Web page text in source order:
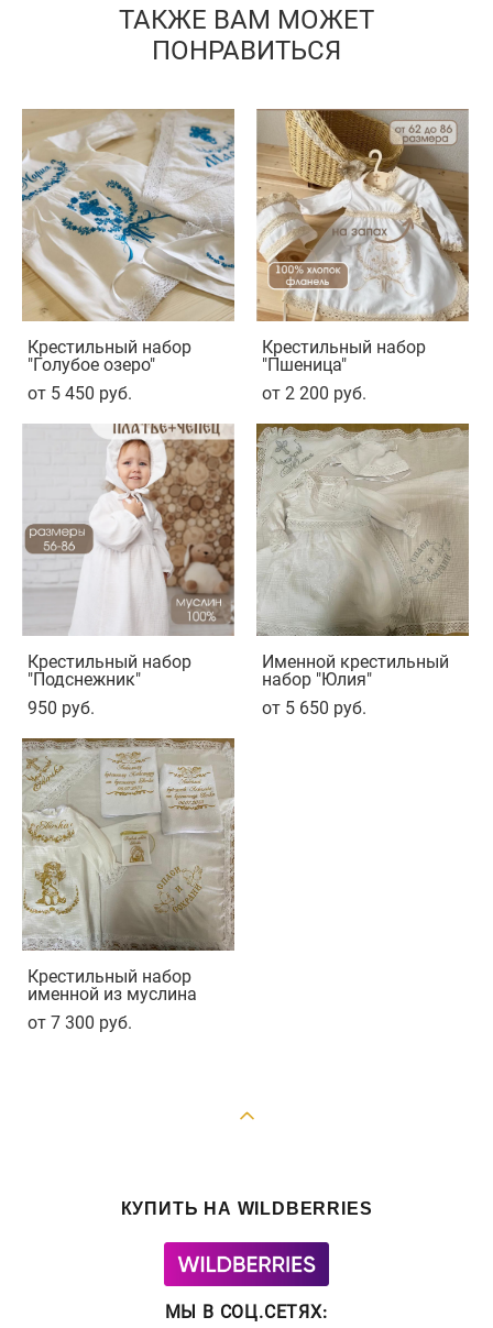
ТАКЖЕ ВАМ МОЖЕТ
ПОНРАВИТЬСЯ
Крестильный набор
"Голубое озеро"
от 5 450 pуб.
Крестильный набор
"Пшеница"
от 2 200 pуб.
Крестильный набор
"Подснежник"
950 pуб.
Именной крестильный
набор "Юлия"
от 5 650 pуб.
Крестильный набор
именной из муслина
от 7 300 pуб.
КУПИТЬ НА WILDBERRIES
МЫ В СОЦ.СЕТЯХ: